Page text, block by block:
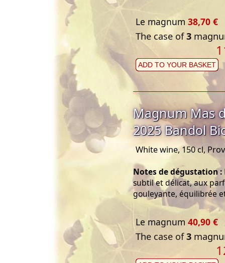
Le magnum 38,70 €
The case of3
ADD TO YOUR BASKET
Magnum Mas
2025 Bandol
White wine, 150 cl,
Notes de dégustation :
subtil et délicat, aux
gouleyante, équilibrée
Le magnum 40,90 €
The case of3